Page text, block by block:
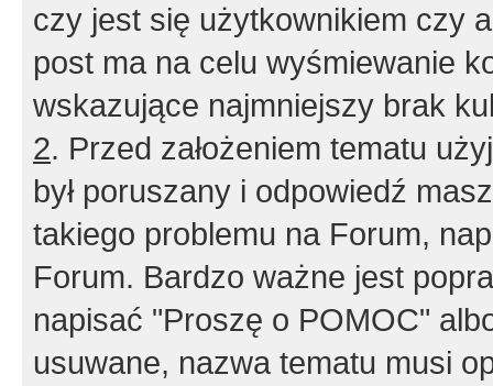
czy jest się użytkownikiem czy
post ma na celu wyśmiewanie
wskazujące najmniejszy brak
2. Przed założeniem tematu
był poruszany i odpowiedź
takiego problemu na Forum,
Forum. Bardzo ważne jest
napisać "Proszę o POMOC"
usuwane, nazwa tematu musi